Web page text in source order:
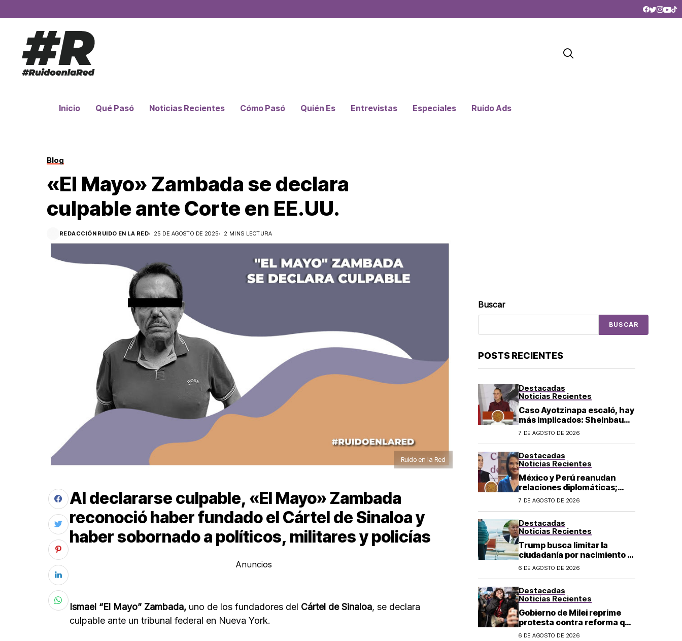
Inicio Qué Pasó Noticias Recientes Cómo Pasó Quién Es Entrevistas Especiales Ruido Ads
Blog
«El Mayo» Zambada se declara
culpable ante Corte en EE.UU.
REDACCIÓN RUIDO EN LA RED 25 DE AGOSTO DE 2025 2 MINS LECTURA
Ruido en la Red
Al declararse culpable, «El Mayo» Zambada
reconoció haber fundado el Cártel de Sinaloa y
haber sobornado a políticos, militares y policías
Anuncios
Ismael “El Mayo” Zambada, uno de los fundadores del Cártel de Sinaloa, se declara
culpable ante un tribunal federal en Nueva York.
Buscar
BUSCAR
POSTS RECIENTES
Destacadas
Noticias Recientes
Caso Ayotzinapa escaló, hay
más implicados: Sheinbaum
sobre detención de Ángel
7 DE AGOSTO DE 2026
Destacadas
Noticias Recientes
México y Perú reanudan
relaciones diplomáticas;
Sheinbaum confirma llegada
7 DE AGOSTO DE 2026
Destacadas
Noticias Recientes
Trump busca limitar la
ciudadanía por nacimiento y
el «turismo de parto» en EU;
6 DE AGOSTO DE 2026
Destacadas
Noticias Recientes
Gobierno de Milei reprime
protesta contra reforma que
permite la venta de tierra a
6 DE AGOSTO DE 2026